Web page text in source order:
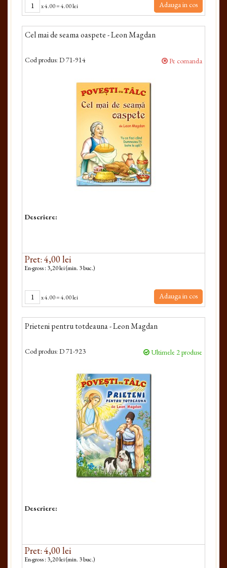
x4.00=4.00 lei Adauga in cos
Cel mai de seama oaspete - Leon Magdan
Cod produs: D 71-914 Pe comanda
Descriere:
Pret: 4,00 lei
En-gross : 3,20 lei (min. 3 buc.)
x4.00=4.00 lei Adauga in cos
Prieteni pentru totdeauna - Leon Magdan
Cod produs: D 71-923 Ultimele 2 produse
Descriere:
Pret: 4,00 lei
En-gross : 3,20 lei (min. 3 buc.)